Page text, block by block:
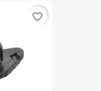
favorite_border